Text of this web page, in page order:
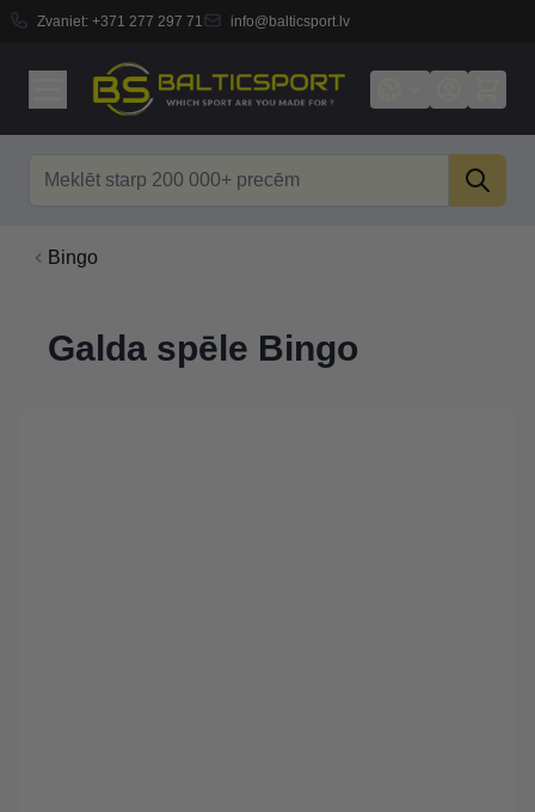
Zvaniet: +371 277 297 71 info@balticsport.lv
Bingo
Galda spēle Bingo